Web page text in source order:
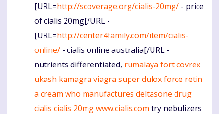
[URL=http://scoverage.org/cialis-20mg/ - price
of cialis 20mg[/URL -
[URL=http://center4family.com/item/cialis-
online/ - cialis online australia[/URL -
nutrients differentiated, rumalaya fortcovrex
ukash kamagra viagra super dulox force retin
a cream who manufactures deltasone drug
cialis cialis 20mgwww.cialis.com try nebulizers